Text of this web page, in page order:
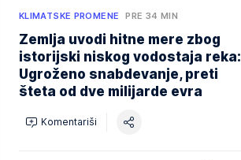
KLIMATSKE PROMENE PRE 34 MIN
Zemlja uvodi hitne mere zbog
istorijski niskog vodostaja reka:
Ugroženo snabdevanje, preti
šteta od dve milijarde evra
Komentariši